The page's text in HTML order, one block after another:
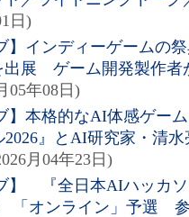
日)
】インディーゲームの
展 ゲーム開発製作者
05年08日)
】本格的なAI体感ゲ
2026』とAI研究家・清
月04年23日)
】 『全日本AIハッカ
オンライン」予選 参